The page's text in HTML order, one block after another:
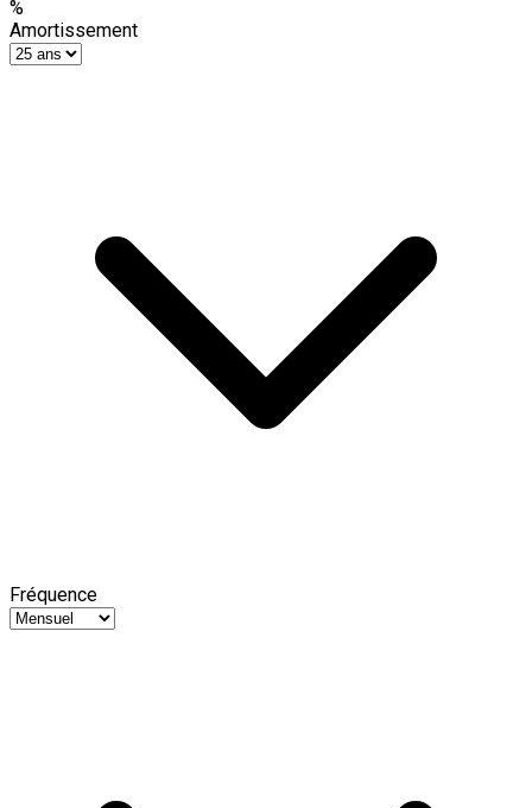
%
Amortissement
Fréquence